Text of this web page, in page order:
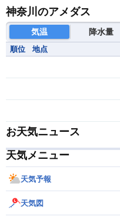
神奈川のアメダス
気温 降水量
順位 地点
お天気ニュース
天気メニュー
天気予報
天気図